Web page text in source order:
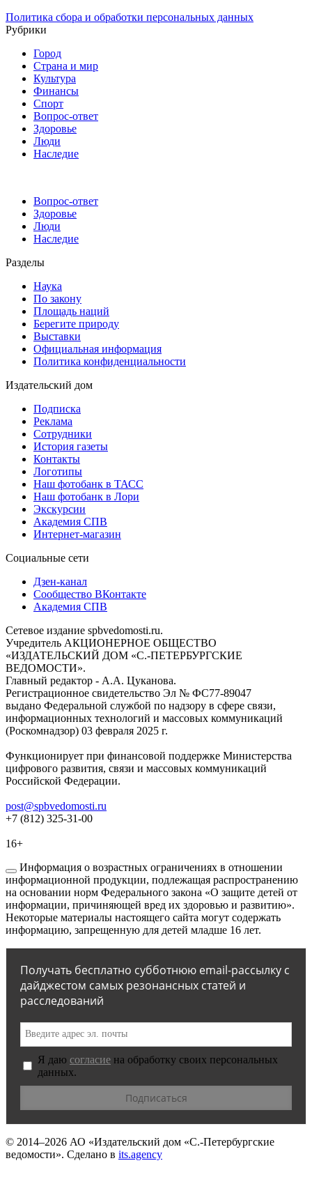
Политика сбора и обработки персональных данных
Рубрики
Город
Страна и мир
Культура
Финансы
Спорт
Вопрос-ответ
Здоровье
Люди
Наследие
Вопрос-ответ
Здоровье
Люди
Наследие
Разделы
Наука
По закону
Площадь наций
Берегите природу
Выставки
Официальная информация
Политика конфиденциальности
Издательский дом
Подписка
Реклама
Сотрудники
История газеты
Контакты
Логотипы
Наш фотобанк в ТАСС
Наш фотобанк в Лори
Экскурсии
Академия СПВ
Интернет-магазин
Социальные сети
Дзен-канал
Сообщество ВКонтакте
Академия СПВ
Сетевое издание spbvedomosti.ru.
Учредитель АКЦИОНЕРНОЕ ОБЩЕСТВО
«ИЗДАТЕЛЬСКИЙ ДОМ «С.-ПЕТЕРБУРГСКИЕ
ВЕДОМОСТИ».
Главный редактор - А.А. Цуканова.
Регистрационное свидетельство Эл № ФС77-89047
выдано Федеральной службой по надзору в сфере связи,
информационных технологий и массовых коммуникаций
(Роскомнадзор) 03 февраля 2025 г.
Функционирует при финансовой поддержке Министерства
цифрового развития, связи и массовых коммуникаций
Российской Федерации.
post@spbvedomosti.ru
+7 (812) 325-31-00
16+
Информация о возрастных ограничениях в отношении
информационной продукции, подлежащая распространению
на основании норм Федерального закона «О защите детей от
информации, причиняющей вред их здоровью и развитию».
Некоторые материалы настоящего сайта могут содержать
информацию, запрещенную для детей младше 16 лет.
Получать бесплатно субботнюю email-рассылку с
дайджестом самых резонансных статей и
расследований
Я даю согласие на обработку своих персональных
данных.
© 2014–2026 АО «Издательский дом «С.-Петербургские
ведомости». Сделано в its.agency